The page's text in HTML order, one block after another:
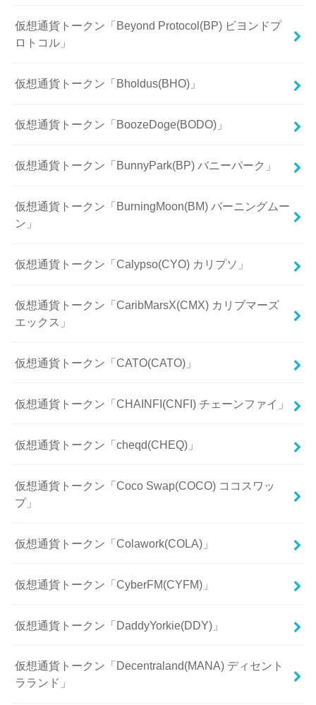
仮想通貨トークン「Beyond Protocol(BP) ビヨンドプ
ロトコル」
仮想通貨トークン「Bholdus(BHO)」
仮想通貨トークン「BoozeDoge(BODO)」
仮想通貨トークン「BunnyPark(BP) バニーパーク」
仮想通貨トークン「BurningMoon(BM) バーニングムー
ン」
仮想通貨トークン「Calypso(CYO) カリプソ」
仮想通貨トークン「CaribMarsX(CMX) カリブマーズ
エックス」
仮想通貨トークン「CATO(CATO)」
仮想通貨トークン「CHAINFI(CNFI) チェーンファイ」
仮想通貨トークン「cheqd(CHEQ)」
仮想通貨トークン「Coco Swap(COCO) ココスワッ
プ」
仮想通貨トークン「Colawork(COLA)」
仮想通貨トークン「CyberFM(CYFM)」
仮想通貨トークン「DaddyYorkie(DDY)」
仮想通貨トークン「Decentraland(MANA) ディセント
ラランド」